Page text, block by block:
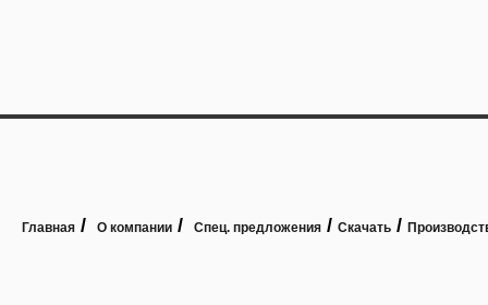
Главная / О компании / Спец. предложения / Скачать /